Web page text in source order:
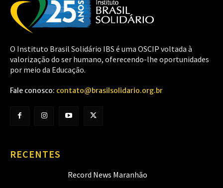
O Instituto Brasil Solidário IBS é uma OSCIP voltada à
valorização do ser humano, oferecendo-lhe oportunidades
por meio da Educação.
Fale conosco: contato@brasilsolidario.org.br
RECENTES
Record News Maranhão